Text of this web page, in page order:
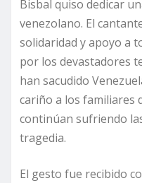
Bisbal quiso dedicar
venezolano. El
solidaridad y apoyo a
por los devastadores
han sacudido
cariño a los familiares
continúan sufriendo
tragedia.
El gesto fue recibido